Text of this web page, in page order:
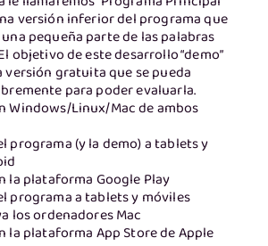
versión inferior del programa que
pequeña parte de las palabras
objetivo de este desarrollo “demo”
versión gratuita que se pueda
para poder evaluarla.
Windows/Linux/Mac de ambos
programa (y la demo) a tablets y
la plataforma Google Play
programa a tablets y móviles
los ordenadores Mac
la plataforma App Store de Apple